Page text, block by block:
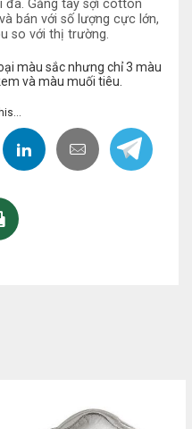
Găng tay sợi cotton
bán với số lượng cực lớn,
so với thị trường.
màu sắc nhưng chỉ 3 màu
và màu muối tiêu.